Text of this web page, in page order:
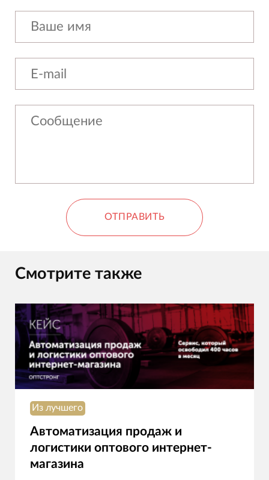
ОТПРАВИТЬ
Смотрите также
Из лучшего
Автоматизация продаж и
логистики оптового интернет-
магазина